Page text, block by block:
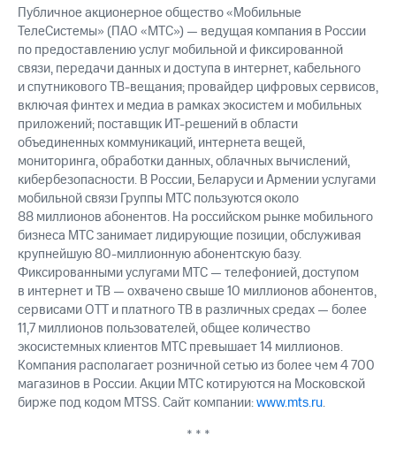
Уведомление
о
погашении
именных
облигаций
Другое
Регистратор
Реквизиты
Контакты
развитие
деловая этика
На главную
Публичное акционерное общество «Мобильные
ТелеСистемы» (ПАО «МТС») — ведущая компания в России
по предоставлению услуг мобильной и фиксированной
связи, передачи данных и доступа в интернет, кабельного
и спутникового ТВ-вещания; провайдер цифровых сервисов,
включая финтех и медиа в рамках экосистем и мобильных
приложений; поставщик ИТ-решений в области
объединенных коммуникаций, интернета вещей,
мониторинга, обработки данных, облачных вычислений,
кибербезопасности. В России, Беларуси и Армении услугами
мобильной связи Группы МТС пользуются около
88 миллионов абонентов. На российском рынке мобильного
бизнеса МТС занимает лидирующие позиции, обслуживая
крупнейшую 80-миллионную абонентскую базу.
Фиксированными услугами МТС — телефонией, доступом
в интернет и ТВ — охвачено свыше 10 миллионов абонентов,
сервисами OTT и платного ТВ в различных средах — более
11,7 миллионов пользователей, общее количество
экосистемных клиентов МТС превышает 14 миллионов.
Компания располагает розничной сетью из более чем 4 700
магазинов в России. Акции МТС котируются на Московской
бирже под кодом MTSS. Сайт компании:www.mts.ru.
* * *